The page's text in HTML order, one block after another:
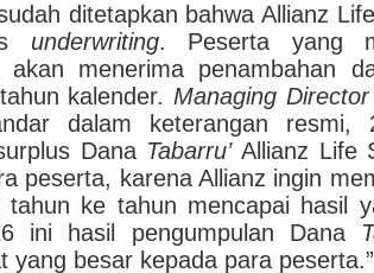
ditetapkan bahwa Allianz
underwriting. Peserta yang
akan menerima penambahan
kalender. Managing
dalam keterangan resmi,
Dana Tabarru’Allianz Life
peserta, karena Allianz ingin
ke tahun mencapai hasil
ini hasil pengumpulan Dana
yang besar kepada para peserta.”